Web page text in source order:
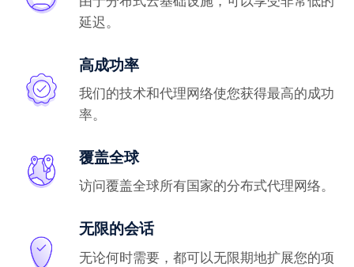
延迟。
高成功率
我们的技术和代理网络使您获得最高的成功
率。
覆盖全球
访问覆盖全球所有国家的分布式代理网络。
无限的会话
无论何时需要，都可以无限期地扩展您的项